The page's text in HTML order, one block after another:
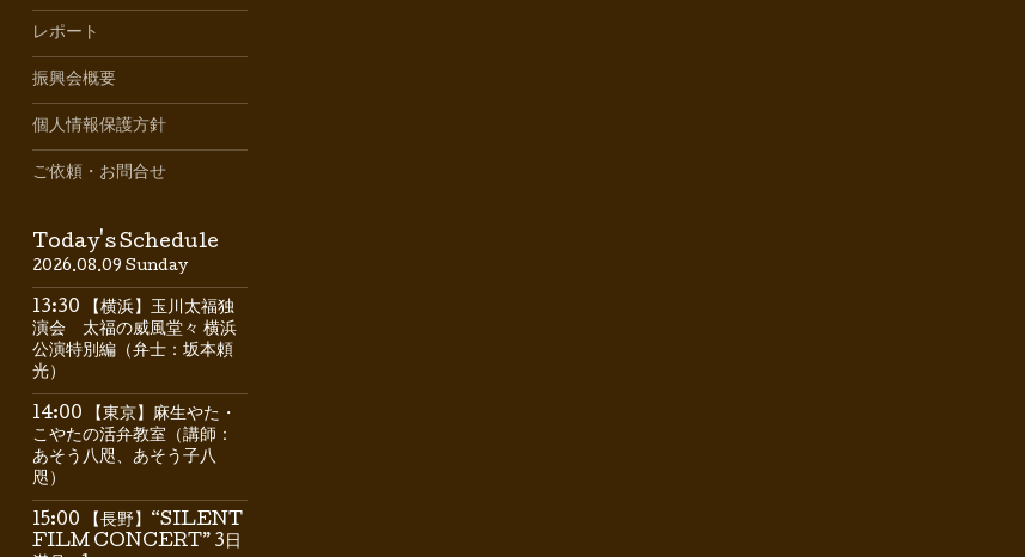
レポート
振興会概要
個人情報保護方針
ご依頼・お問合せ
Today's Schedule
2026.08.09 Sunday
13:30 【横浜】玉川太福独
演会 太福の威風堂々 横浜
公演特別編（弁士：坂本頼
光）
14:00 【東京】麻生やた・
こやたの活弁教室（講師：
あそう八咫、あそう子八
咫）
15:00 【長野】“SILENT
FILM CONCERT” 3日